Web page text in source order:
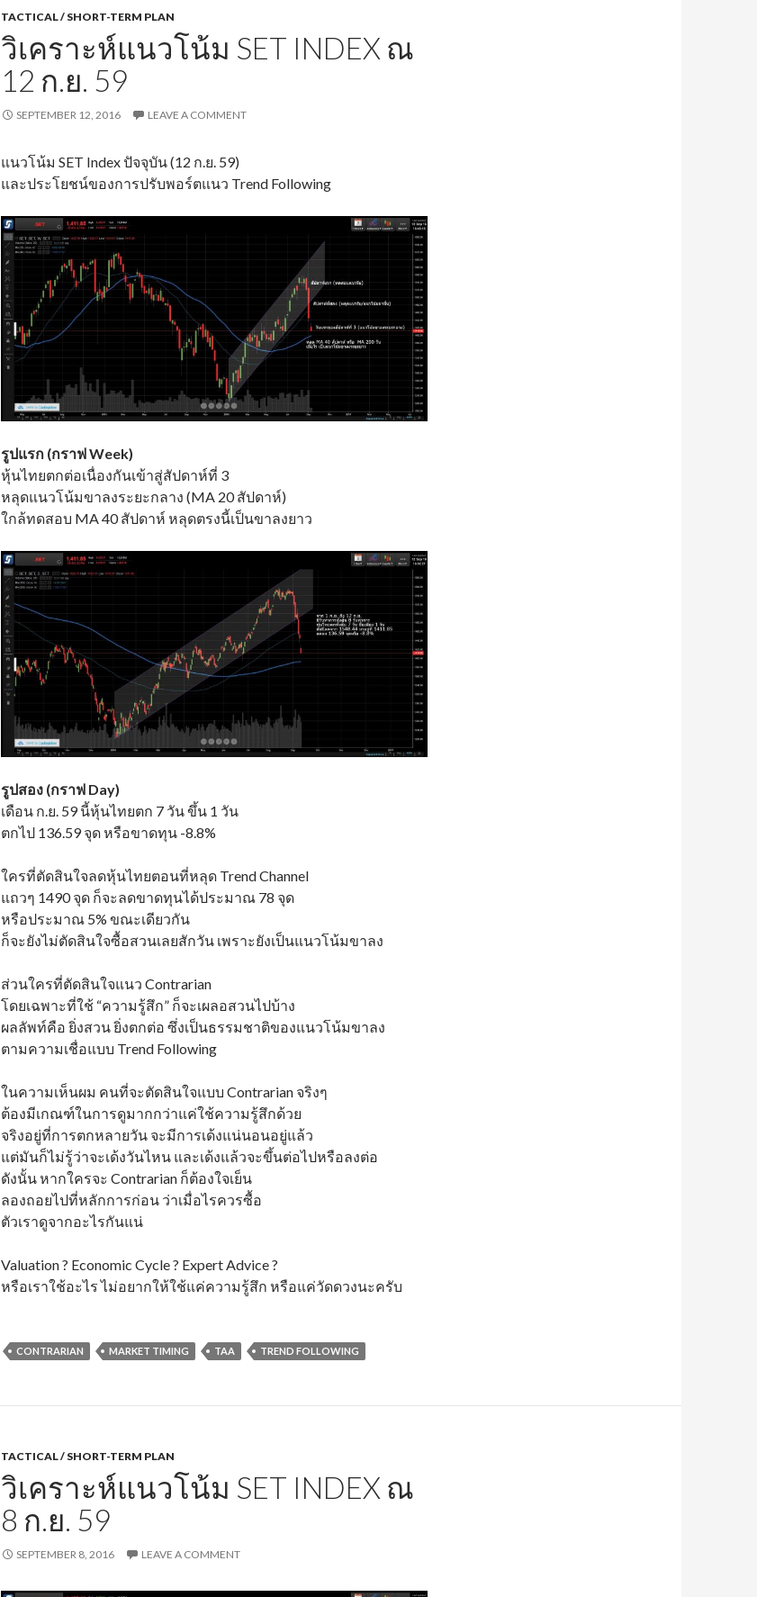
TACTICAL / SHORT-TERM PLAN
วิเคราะห์แนวโน้ม SET INDEX ณ
12 ก.ย. 59
SEPTEMBER 12, 2016 LEAVE A COMMENT
แนวโน้ม SET Index ปัจจุบัน (12 ก.ย. 59)
และประโยชน์ของการปรับพอร์ตแนว Trend Following
รูปแรก (กราฟ Week)
หุ้นไทยตกต่อเนื่องกันเข้าสู่สัปดาห์ที่ 3
หลุดแนวโน้มขาลงระยะกลาง (MA 20 สัปดาห์)
ใกล้ทดสอบ MA 40 สัปดาห์ หลุดตรงนี้เป็นขาลงยาว
รูปสอง (กราฟ Day)
เดือน ก.ย. 59 นี้หุ้นไทยตก 7 วัน ขึ้น 1 วัน
ตกไป 136.59 จุด หรือขาดทุน -8.8%
ใครที่ตัดสินใจลดหุ้นไทยตอนที่หลุด Trend Channel
แถวๆ 1490 จุด ก็จะลดขาดทุนได้ประมาณ 78 จุด
หรือประมาณ 5% ขณะเดียวกัน
ก็จะยังไม่ตัดสินใจซื้อสวนเลยสักวัน เพราะยังเป็นแนวโน้มขาลง
ส่วนใครที่ตัดสินใจแนว Contrarian
โดยเฉพาะที่ใช้ “ความรู้สึก” ก็จะเผลอสวนไปบ้าง
ผลลัพท์คือ ยิ่งสวน ยิ่งตกต่อ ซึ่งเป็นธรรมชาติของแนวโน้มขาลง
ตามความเชื่อแบบ Trend Following
ในความเห็นผม คนที่จะตัดสินใจแบบ Contrarian จริงๆ
ต้องมีเกณฑ์ในการดูมากกว่าแค่ใช้ความรู้สึกด้วย
จริงอยู่ที่การตกหลายวัน จะมีการเด้งแน่นอนอยู่แล้ว
แต่มันก็ไม่รู้ว่าจะเด้งวันไหน และเด้งแล้วจะขึ้นต่อไปหรือลงต่อ
ดังนั้น หากใครจะ Contrarian ก็ต้องใจเย็น
ลองถอยไปที่หลักการก่อน ว่าเมื่อไรควรซื้อ
ตัวเราดูจากอะไรกันแน่
Valuation ? Economic Cycle ? Expert Advice ?
หรือเราใช้อะไร ไม่อยากให้ใช้แค่ความรู้สึก หรือแค่วัดดวงนะครับ
CONTRARIAN MARKET TIMING TAA TREND FOLLOWING
TACTICAL / SHORT-TERM PLAN
วิเคราะห์แนวโน้ม SET INDEX ณ
8 ก.ย. 59
SEPTEMBER 8, 2016 LEAVE A COMMENT